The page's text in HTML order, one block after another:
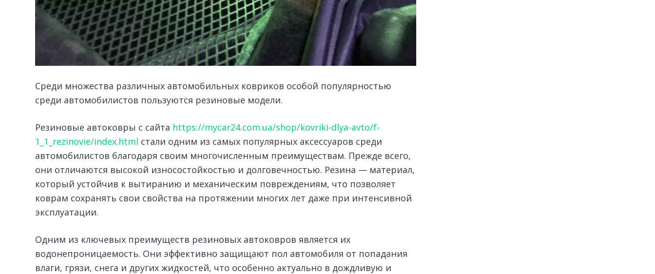
Среди множества различных автомобильных ковриков особой популярностью
среди автомобилистов пользуются резиновые модели.
Резиновые автоковры с сайта https://mycar24.com.ua/shop/kovriki-dlya-avto/f-
1_1_rezinovie/index.html стали одним из самых популярных аксессуаров среди
автомобилистов благодаря своим многочисленным преимуществам. Прежде всего,
они отличаются высокой износостойкостью и долговечностью. Резина — материал,
который устойчив к вытиранию и механическим повреждениям, что позволяет
коврам сохранять свои свойства на протяжении многих лет даже при интенсивной
эксплуатации.
Одним из ключевых преимуществ резиновых автоковров является их
водонепроницаемость. Они эффективно защищают пол автомобиля от попадания
влаги, грязи, снега и других жидкостей, что особенно актуально в дождливую и